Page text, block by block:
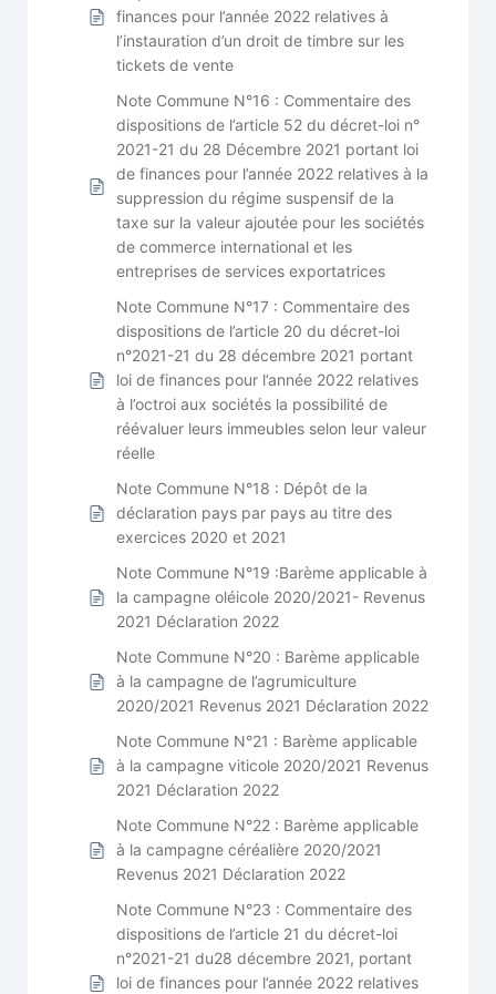
finances pour l’année 2022 relatives à
l’instauration d’un droit de timbre sur les
tickets de vente
Note Commune N°16 : Commentaire des
dispositions de l’article 52 du décret-loi n°
2021-21 du 28 Décembre 2021 portant loi
de finances pour l’année 2022 relatives à la
suppression du régime suspensif de la
taxe sur la valeur ajoutée pour les sociétés
de commerce international et les
entreprises de services exportatrices
Note Commune N°17 : Commentaire des
dispositions de l’article 20 du décret-loi
n°2021-21 du 28 décembre 2021 portant
loi de finances pour l’année 2022 relatives
à l’octroi aux sociétés la possibilité de
réévaluer leurs immeubles selon leur valeur
réelle
Note Commune N°18 : Dépôt de la
déclaration pays par pays au titre des
exercices 2020 et 2021
Note Commune N°19 :Barème applicable à
la campagne oléicole 2020/2021- Revenus
2021 Déclaration 2022
Note Commune N°20 : Barème applicable
à la campagne de l’agrumiculture
2020/2021 Revenus 2021 Déclaration 2022
Note Commune N°21 : Barème applicable
à la campagne viticole 2020/2021 Revenus
2021 Déclaration 2022
Note Commune N°22 : Barème applicable
à la campagne céréalière 2020/2021
Revenus 2021 Déclaration 2022
Note Commune N°23 : Commentaire des
dispositions de l’article 21 du décret-loi
n°2021-21 du28 décembre 2021, portant
loi de finances pour l’année 2022 relatives